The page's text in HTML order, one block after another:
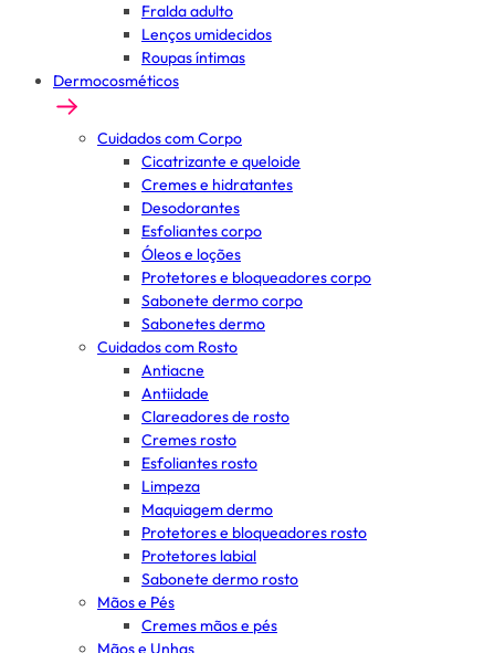
Fralda adulto
Lenços umidecidos
Roupas íntimas
Dermocosméticos
Cuidados com Corpo
Cicatrizante e queloide
Cremes e hidratantes
Desodorantes
Esfoliantes corpo
Óleos e loções
Protetores e bloqueadores corpo
Sabonete dermo corpo
Sabonetes dermo
Cuidados com Rosto
Antiacne
Antiidade
Clareadores de rosto
Cremes rosto
Esfoliantes rosto
Limpeza
Maquiagem dermo
Protetores e bloqueadores rosto
Protetores labial
Sabonete dermo rosto
Mãos e Pés
Cremes mãos e pés
Mãos e Unhas